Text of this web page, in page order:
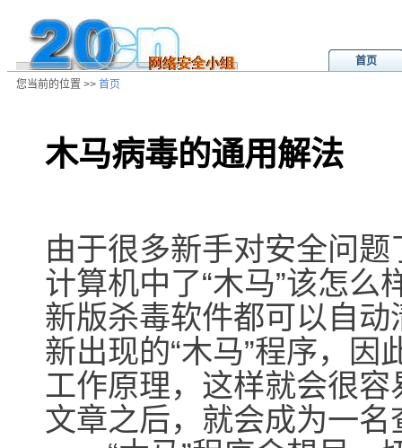
首页
您当前的位置 >> 首页
木马病毒的通用解法
由于很多新手对安全问
计算机中了“木马”该怎
新版杀毒软件都可以自动
新出现的“木马”程序，因
工作原理，这样就会很容
文章之后，就会成为一名